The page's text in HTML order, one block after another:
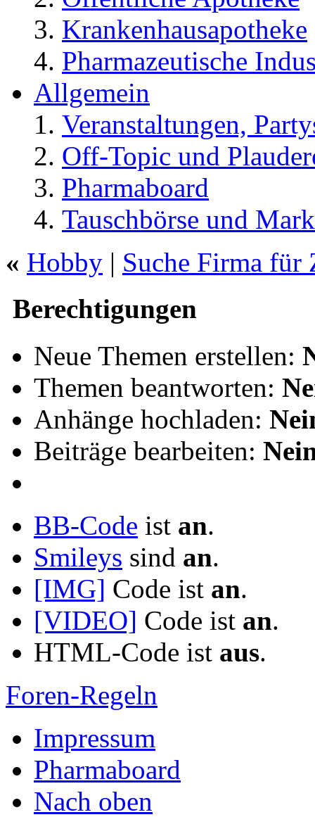
Krankenhausapotheke
Pharmazeutische
Allgemein
Veranstaltungen,
Off-Topic und
Pharmaboard
Tauschbörse und
« Hobby | Suche Firma
Berechtigungen
Neue Themen erstellen:
Themen beantworten:
Anhänge hochladen:
Beiträge bearbeiten:
BB-Code ist an.
Smileys sind an.
[IMG] Code ist an.
[VIDEO] Code ist an.
HTML-Code ist aus.
Foren-Regeln
Impressum
Pharmaboard
Nach oben